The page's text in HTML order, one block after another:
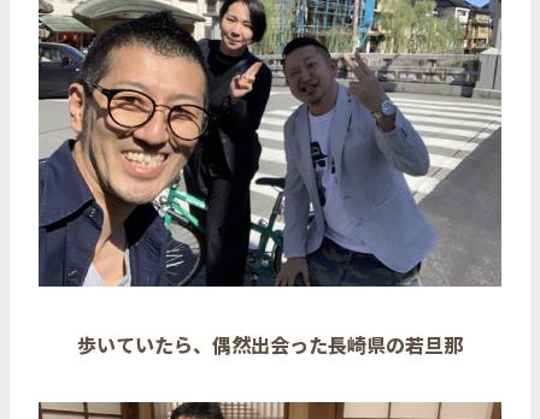
歩いていたら、偶然出会った長崎県の若旦那